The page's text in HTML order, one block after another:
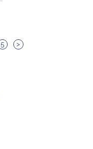
5 >